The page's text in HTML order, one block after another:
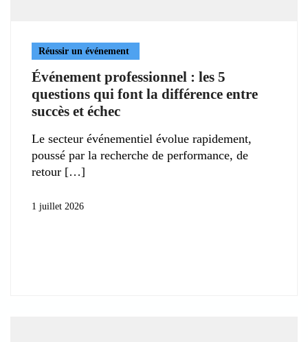
Réussir un événement
Événement professionnel : les 5
questions qui font la différence entre
succès et échec
Le secteur événementiel évolue rapidement,
poussé par la recherche de performance, de
retour
1 juillet 2026